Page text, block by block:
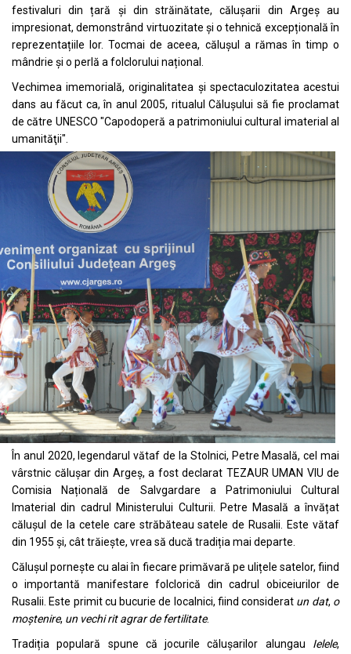
festivaluri din țară și din străinătate, călușarii din Argeș au
impresionat, demonstrând virtuozitate și o tehnică excepțională în
reprezentațiile lor. Tocmai de aceea, călușul a rămas în timp o
mândrie și o perlă a folclorului național.
Vechimea imemorială, originalitatea și spectaculozitatea acestui
dans au făcut ca, în anul 2005, ritualul Căluşului să fie proclamat
de către UNESCO "Capodoperă a patrimoniului cultural imaterial al
umanităţii".
În anul 2020, legendarul vătaf de la Stolnici, Petre Masală, cel mai
vârstnic călușar din Argeș, a fost declarat TEZAUR UMAN VIU de
Comisia Națională de Salvgardare a Patrimoniului Cultural
Imaterial din cadrul Ministerului Culturii. Petre Masală a învățat
călușul de la cetele care străbăteau satele de Rusalii. Este vătaf
din 1955 și, cât trăiește, vrea să ducă tradiția mai departe.
Călușul pornește cu alai în fiecare primăvară pe ulițele satelor, fiind
o importantă manifestare folclorică din cadrul obiceiurilor de
Rusalii. Este primit cu bucurie de localnici, fiind considerat un dat, o
moștenire, un vechi rit agrar de fertilitate.
Tradiția populară spune că jocurile călușarilor alungau Ielele,